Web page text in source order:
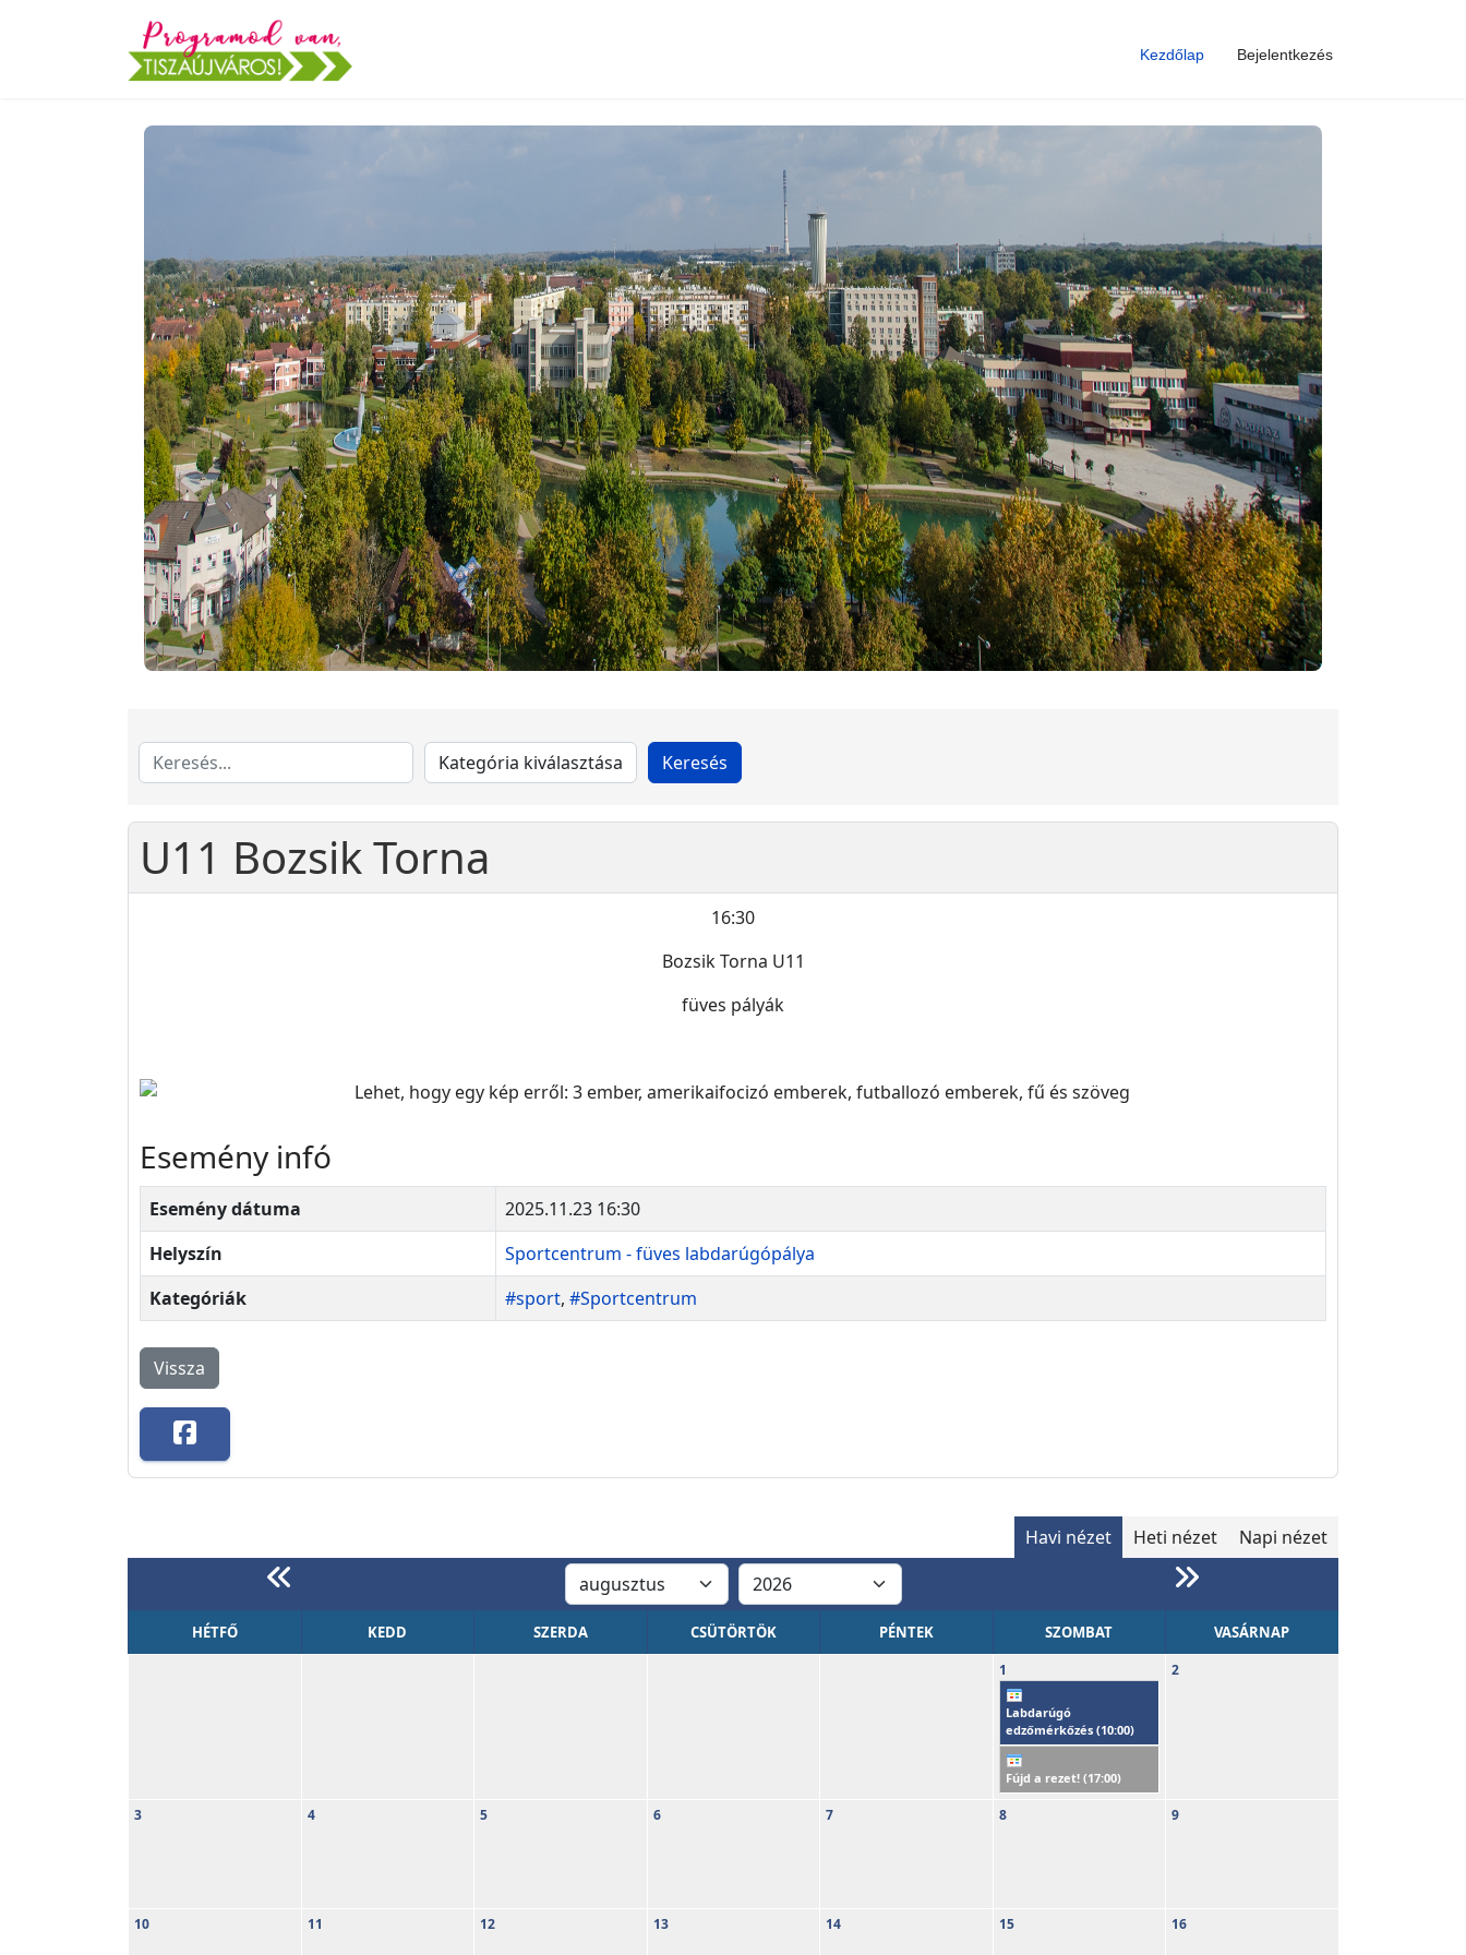
Kezdőlap Bejelentkezés
U11 Bozsik Torna
16:30
Bozsik Torna U11
füves pályák
Esemény infó
Esemény dátuma
2025.11.23 16:30
Helyszín
Sportcentrum - füves labdarúgópálya
Kategóriák
#sport, #Sportcentrum
Vissza
Havi nézet Heti nézet Napi nézet
HÉTFŐ KEDD SZERDA CSÜTÖRTÖK PÉNTEK SZOMBAT VASÁRNAP
1
Labdarúgó
edzőmérkőzés (10:00)
Fújd a rezet! (17:00)
2
3 4 5 6 7 8 9
10 11 12 13 14 15 16